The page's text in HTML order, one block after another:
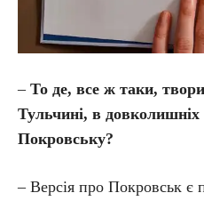
– То де, все ж таки,
Тульчині, в довколишніх
Покровську?
– Версія про Покровськ є